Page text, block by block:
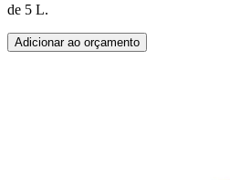
de 5 L.
Adicionar ao orçamento